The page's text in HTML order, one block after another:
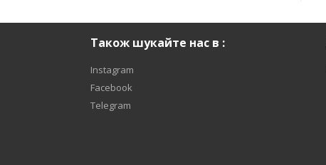
Також шукайте нас в :
Instagram
Facebook
Telegram